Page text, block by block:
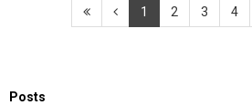
1 2 3 4
Posts